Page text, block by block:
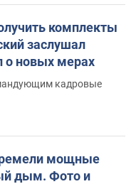
комплекты
заслушал
о новых мерах
кадровые
мощные
дым. Фото и